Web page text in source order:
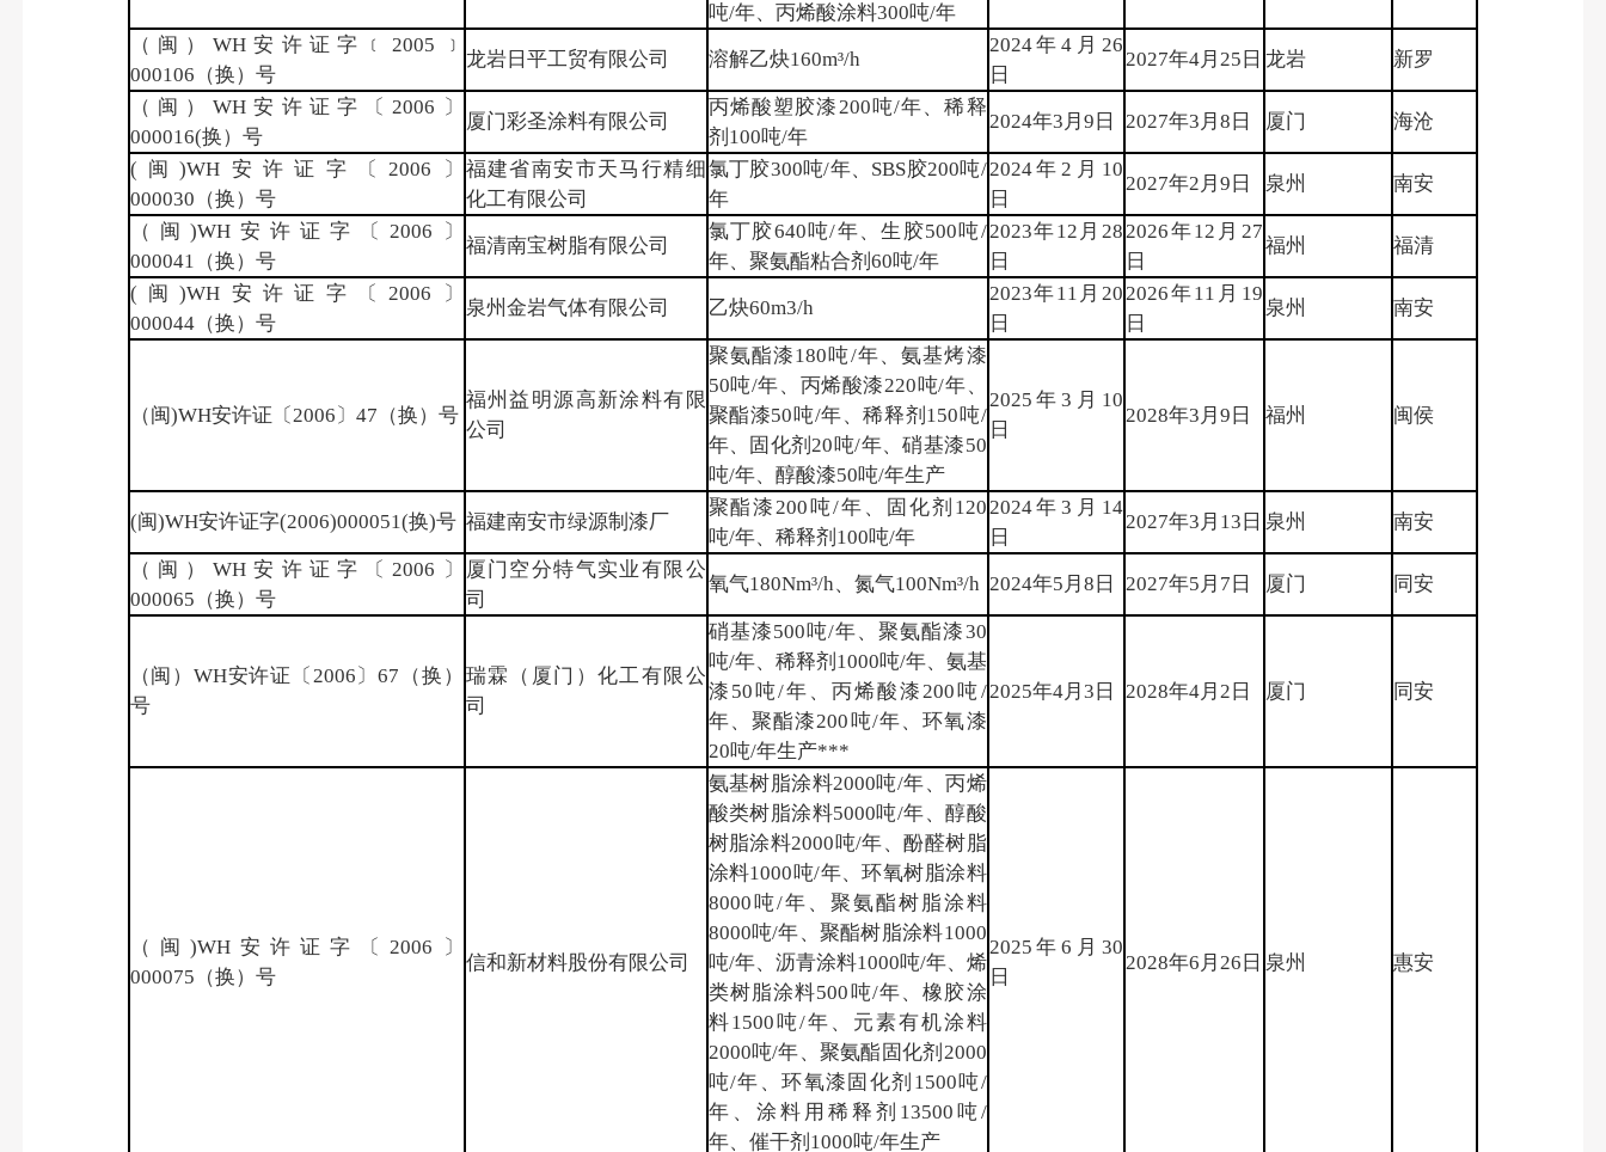
吨/年、丙烯酸涂料300吨/年
（闽）WH安许证字﹝2005﹞
000106（换）号
龙岩日平工贸有限公司 溶解乙炔160m³/h
2024年4月26
日
2027年4月25日 龙岩 新罗
（闽）WH安许证字〔2006〕
000016(换）号
厦门彩圣涂料有限公司
丙烯酸塑胶漆200吨/年、稀释
剂100吨/年
2024年3月9日 2027年3月8日 厦门 海沧
(闽)WH安许证字〔2006〕
000030（换）号
福建省南安市天马行精细
化工有限公司
氯丁胶300吨/年、SBS胶200吨/
年
2024年2月10
日
2027年2月9日 泉州 南安
（闽)WH安许证字〔2006〕
000041（换）号
福清南宝树脂有限公司
氯丁胶640吨/年、生胶500吨/
年、聚氨酯粘合剂60吨/年
2023年12月28
日
2026年12月27
日
福州 福清
(闽)WH安许证字〔2006〕
000044（换）号
泉州金岩气体有限公司 乙炔60m3/h
2023年11月20
日
2026年11月19
日
泉州 南安
（闽)WH安许证〔2006〕47（换）号
福州益明源高新涂料有限
公司
聚氨酯漆180吨/年、氨基烤漆
50吨/年、丙烯酸漆220吨/年、
聚酯漆50吨/年、稀释剂150吨/
年、固化剂20吨/年、硝基漆50
吨/年、醇酸漆50吨/年生产
2025年3月10
日
2028年3月9日 福州 闽侯
(闽)WH安许证字(2006)000051(换)号 福建南安市绿源制漆厂
聚酯漆200吨/年、固化剂120
吨/年、稀释剂100吨/年
2024年3月14
日
2027年3月13日 泉州 南安
（闽）WH安许证字〔2006〕
000065（换）号
厦门空分特气实业有限公
司
氧气180Nm³/h、氮气100Nm³/h 2024年5月8日 2027年5月7日 厦门 同安
（闽）WH安许证〔2006〕67（换）
号
瑞霖（厦门）化工有限公
司
硝基漆500吨/年、聚氨酯漆30
吨/年、稀释剂1000吨/年、氨基
漆50吨/年、丙烯酸漆200吨/
年、聚酯漆200吨/年、环氧漆
20吨/年生产***
2025年4月3日 2028年4月2日 厦门 同安
（闽)WH安许证字〔2006〕
000075（换）号
信和新材料股份有限公司
氨基树脂涂料2000吨/年、丙烯
酸类树脂涂料5000吨/年、醇酸
树脂涂料2000吨/年、酚醛树脂
涂料1000吨/年、环氧树脂涂料
8000吨/年、聚氨酯树脂涂料
8000吨/年、聚酯树脂涂料1000
吨/年、沥青涂料1000吨/年、烯
类树脂涂料500吨/年、橡胶涂
料1500吨/年、元素有机涂料
2000吨/年、聚氨酯固化剂2000
吨/年、环氧漆固化剂1500吨/
年、涂料用稀释剂13500吨/
年、催干剂1000吨/年生产
2025年6月30
日
2028年6月26日 泉州 惠安